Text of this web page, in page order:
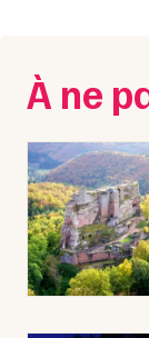
Concerts
Sports
Soirées
Sorties
Nice
Paris
Strasbourg
Toulouse
Toutes les
À ne